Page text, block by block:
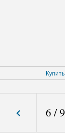
Купить
6/9